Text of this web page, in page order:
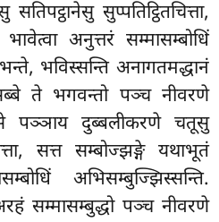
सुप्पतिट्ठितचित्ता,
अनुत्तरं सम्मासम्बोधिं
भविस्सन्ति अनागतमद्धानं
ते भगवन्तो पञ्च नीवरणे
पञ्ञाय दुब्बलीकरणे चतूसु
सत्त सम्बोज्झङ्गे यथाभूतं
अभिसम्बुज्झिस्सन्ति.
सम्मासम्बुद्धो पञ्च नीवरणे